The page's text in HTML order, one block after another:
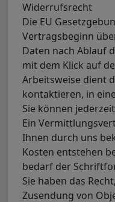
Widerrufsrecht
Die EU
Vertragsbeginn
Daten nach Ablauf
mit dem Klick auf
Arbeitsweise dient
kontaktieren, in
Sie können
Ein
Ihnen durch uns
Kosten entstehen
bedarf der
Sie haben das
Zusendung von